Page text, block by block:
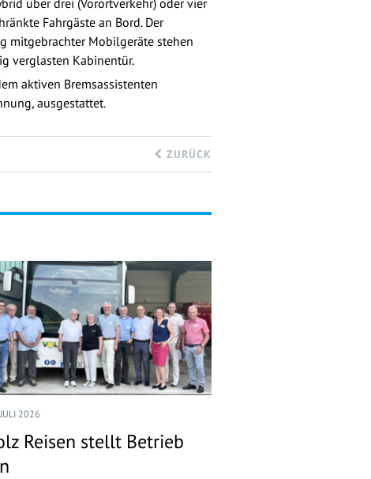
über drei (Vorortverkehr) oder vier
Fahrgäste an Bord. Der
mitgebrachter Mobilgeräte stehen
verglasten Kabinentür.
aktiven Bremsassistenten
ausgestattet.
ZURÜCK
2026
Reisen stellt Betrieb